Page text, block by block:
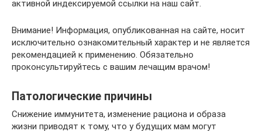
активной индексируемой ссылки на наш сайт.
Внимание! Информация, опубликованная на сайте, носит
исключительно ознакомительный характер и не является
рекомендацией к применению. Обязательно
проконсультируйтесь с вашим лечащим врачом!
Патологические причины
Снижение иммунитета, изменение рациона и образа
жизни приводят к тому, что у будущих мам могут